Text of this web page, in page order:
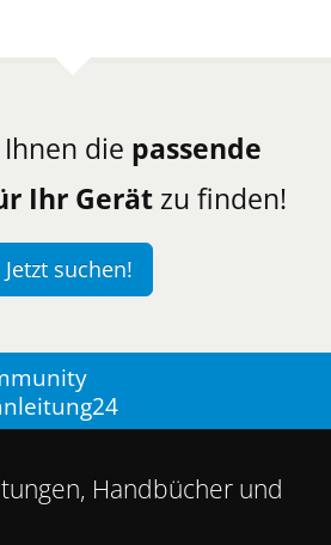
die passende
Ihr Gerät zu finden!
Jetzt suchen!
Handbücher und